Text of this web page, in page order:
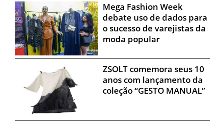
Mega Fashion Week
debate uso de dados para
o sucesso de varejistas da
moda popular
ZSOLT comemora seus 10
anos com lançamento da
coleção “GESTO MANUAL”